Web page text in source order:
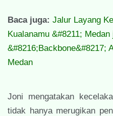
Baca juga: Jalur Layang
Kualanamu &#8211; Medan
&#8216;Backbone&#8217;
Medan
Joni mengatakan
tidak hanya merugikan